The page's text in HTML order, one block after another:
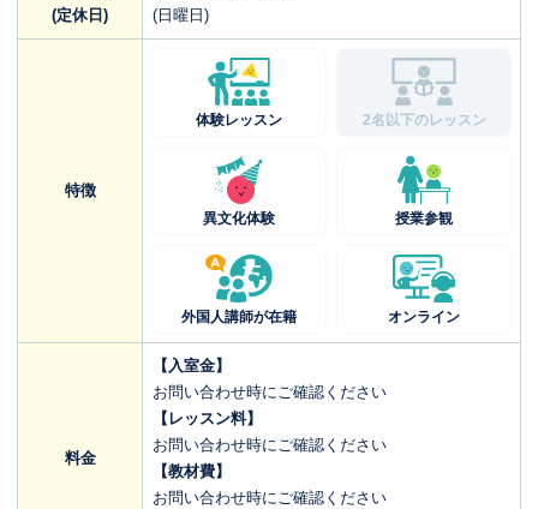
(定休日)
(日曜日)
特徴
体験レッスン 2名以下のレッスン
異文化体験 授業参観
外国人講師が在籍 オンライン
料金
【入室金】
お問い合わせ時にご確認ください
【レッスン料】
お問い合わせ時にご確認ください
【教材費】
お問い合わせ時にご確認ください